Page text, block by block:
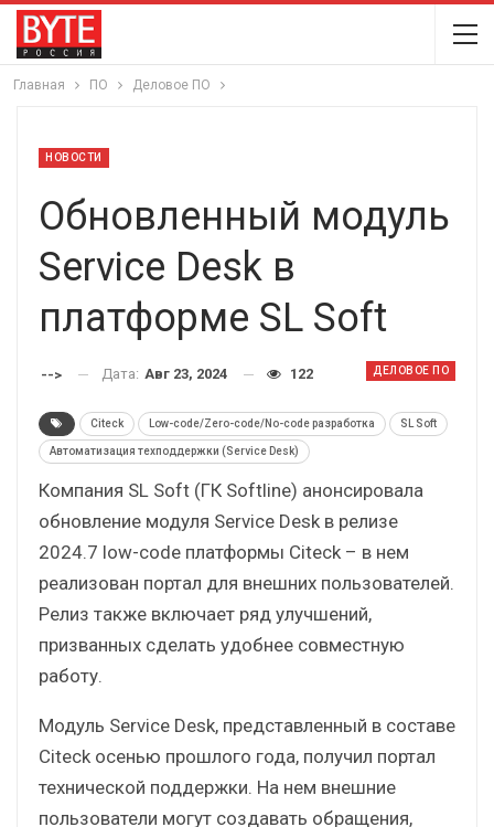
Главная ПО Деловое ПО
НОВОСТИ
Обновленный модуль
Service Desk в
платформе SL Soft
ДЕЛОВОЕ ПО
--> Дата: Авг 23, 2024 122
Citeck Low-code/Zero-code/No-code разработка SL Soft
Автоматизация техподдержки (Service Desk)
Компания SL Soft (ГК Softline) анонсировала
обновление модуля Service Desk в релизе
2024.7 low-code платформы Citeck – в нем
реализован портал для внешних пользователей.
Релиз также включает ряд улучшений,
призванных сделать удобнее совместную
работу.
Модуль Service Desk, представленный в составе
Citeck осенью прошлого года, получил портал
технической поддержки. На нем внешние
пользователи могут создавать обращения,